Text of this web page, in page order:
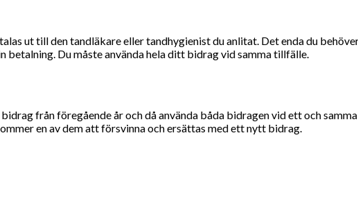
ut till den tandläkare eller tandhygienist du anlitat. Det enda du
Du måste använda hela ditt bidrag vid samma tillfälle.
från föregående år och då använda båda bidragen vid ett och
en av dem att försvinna och ersättas med ett nytt bidrag.